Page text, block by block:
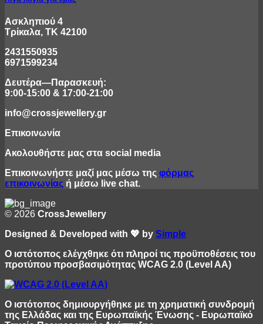
Ασκληπιού 4
Τρίκαλα, ΤΚ 42100
2431550935
6971599234
Δευτέρα—Παρασκευή:
9:00-15:00 & 17:00-21:00
info@crossjewellery.gr
Επικοινωνία
Ακολουθήστε μας στα social media
Επικοινωνήστε μαζί μας μέσω της φόρμας
επικοινωνίας ή μέσω live chat.
© 2026 CrossJewellery
Designed & Developed with 💖 by Simple
Ο ιστότοπος ελέγχθηκε ότι πληροί τις προϋποθέσεις του
προτύπου προσβασιμότητας WCAG 2.0 (Level AA)
Ο ιστότοπος δημιουργήθηκε με τη χρηματική συνδρομή
της Ελλάδας και της Ευρωπαϊκής Ένωσης - Ευρωπαϊκό